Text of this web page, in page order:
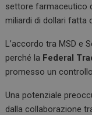
settore farmaceutico
miliardi di dollari fatta
L’accordo tra MSD e
perché la Federal
promesso un
Una potenziale
dalla collaborazione